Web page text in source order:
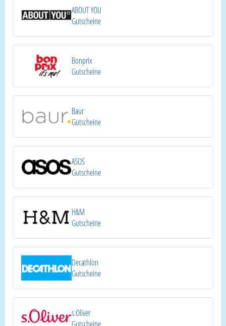
ABOUT YOU
Gutscheine
Bonprix
Gutscheine
Baur
Gutscheine
ASOS
Gutscheine
H&M
Gutscheine
Decathlon
Gutscheine
s.Oliver